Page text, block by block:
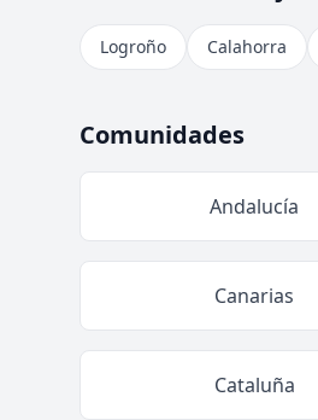
Logroño Calahorra
Comunidades
Andalucía
Canarias
Cataluña